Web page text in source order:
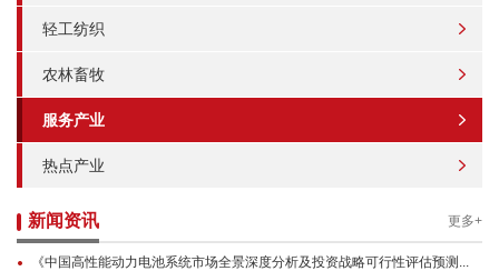
轻工纺织
农林畜牧
服务产业
热点产业
新闻资讯 更多+
《中国高性能动力电池系统市场全景深度分析及投资战略可行性评估预测...